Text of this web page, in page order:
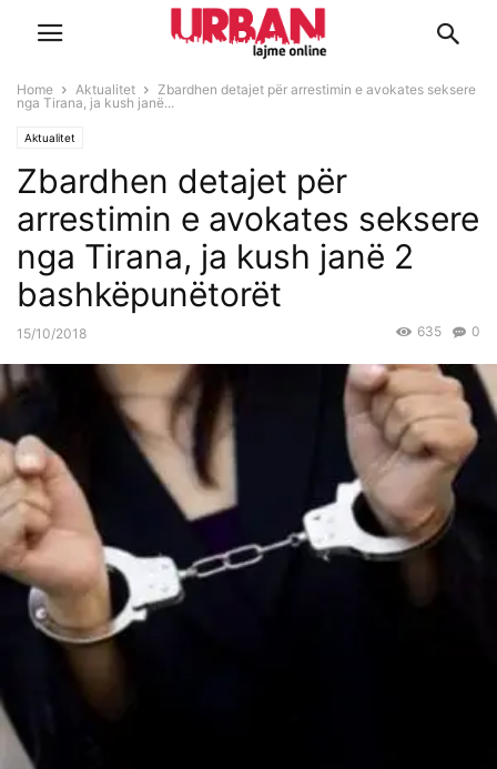
Home Aktualitet
Zbardhen detajet për arrestimin e avokates seksere
nga Tirana, ja kush janë...
Aktualitet
Zbardhen detajet për
arrestimin e avokates seksere
nga Tirana, ja kush janë 2
bashkëpunëtorët
15/10/2018 0
635